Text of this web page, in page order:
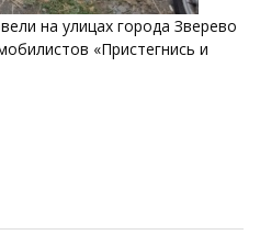
на улицах города Зверево
«Пристегнись и